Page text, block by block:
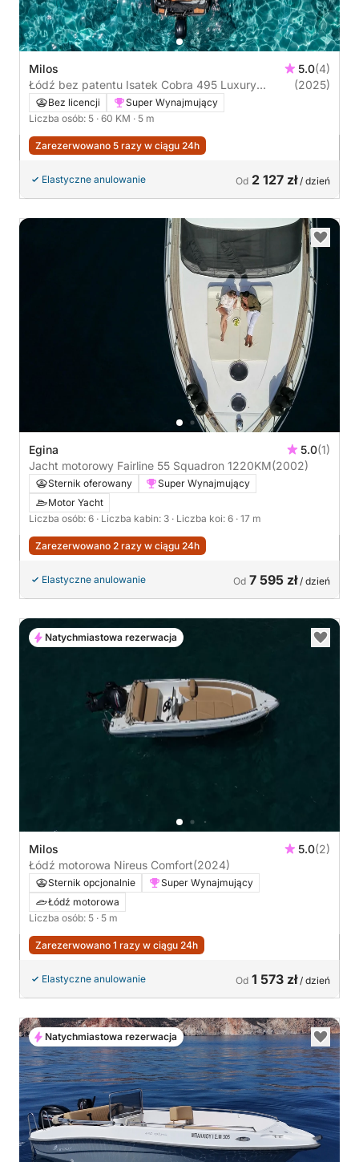
Milos 5.0(4)
Łódź bez patentu Isatek Cobra 495 Luxury
Edition 60KM
(2025)
Bez licencji
Super Wynajmujący
Liczba osób: 5 · 60 KM · 5 m
Zarezerwowano 5 razy w ciągu 24h
Elastyczne anulowanie Od 2 127 zł/ dzień
Egina 5.0(1)
Jacht motorowy Fairline 55 Squadron 1220KM(2002)
Sternik oferowany
Super Wynajmujący
Motor Yacht
Liczba osób: 6 · Liczba kabin: 3 · Liczba koi: 6 · 17 m
Zarezerwowano 2 razy w ciągu 24h
Elastyczne anulowanie Od 7 595 zł/ dzień
Milos 5.0(2)
Łódź motorowa Nireus Comfort(2024)
Sternik opcjonalnie
Super Wynajmujący
Łódź motorowa
Liczba osób: 5 · 5 m
Zarezerwowano 1 razy w ciągu 24h
Elastyczne anulowanie Od 1 573 zł/ dzień
Natychmiastowa rezerwacja
Natychmiastowa rezerwacja